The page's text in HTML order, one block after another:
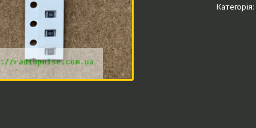
Категорія: